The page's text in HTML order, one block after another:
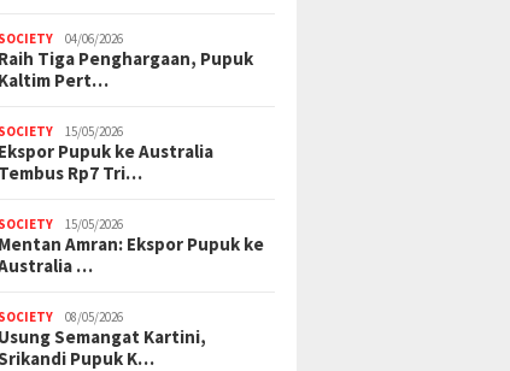
SOCIETY 04/06/2026
Raih Tiga Penghargaan, Pupuk
Kaltim Pert…
SOCIETY 15/05/2026
Ekspor Pupuk ke Australia
Tembus Rp7 Tri…
SOCIETY 15/05/2026
Mentan Amran: Ekspor Pupuk ke
…
SOCIETY 08/05/2026
Usung Semangat Kartini,
Pupuk K…